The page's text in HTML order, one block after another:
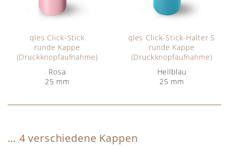
qles Click-Stick
runde Kappe
(Druckknopfaufnahme)
Rosa
25 mm
qles Click-Stick-Halter S
runde Kappe
(Druckknopfaufnahme)
Hellblau
25 mm
… 4 verschiedene Kappen